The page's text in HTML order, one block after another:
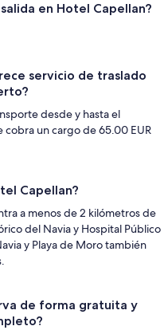
en Hotel Capellan?
servicio de traslado
desde y hasta el
un cargo de 65.00 EUR
Capellan?
a menos de 2 kilómetros de
del Navia y Hospital Público
y Playa de Moro también
de forma gratuita y